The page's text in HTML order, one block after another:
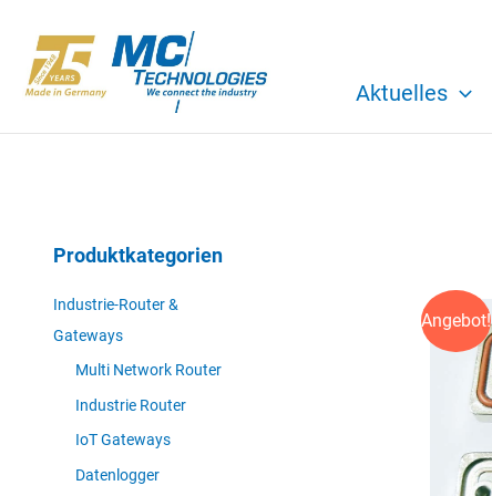
Inhalt
springen
Aktuelles
Produktkategorien
Industrie-Router &
Gateways
Multi Network Router
Industrie Router
IoT Gateways
Datenlogger
Angebot!